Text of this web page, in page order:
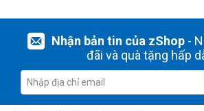
Nhận bản tin của zShop-
đãi và quà tặng hấp